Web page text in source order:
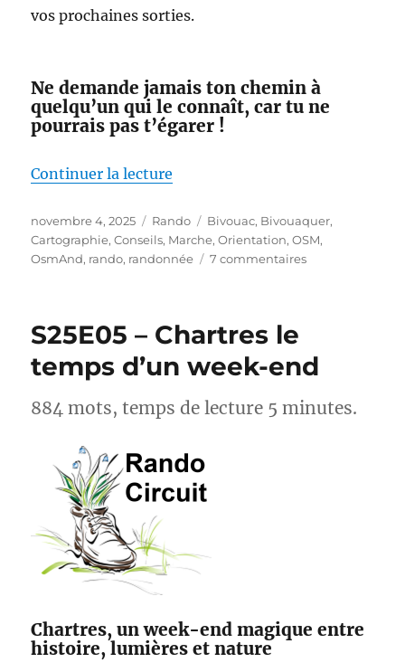
vos prochaines sorties.
Ne demande jamais ton chemin à
quelqu’un qui le connaît, car tu ne
pourrais pas t’égarer !
Continuer la lecture
Publié
le
novembre 4, 2025 Catégories
Rando Étiquettes
Bivouac, Bivouaquer,
Cartographie,Conseils, Marche,Orientation,OSM,
OsmAnd, rando, randonnée 7 commentairessur
–
pendant
S25E05 – Chartres le
temps d’un week-end
884 mots, temps de lecture 5 minutes.
Chartres, un week-end magique entre
histoire, lumières et nature